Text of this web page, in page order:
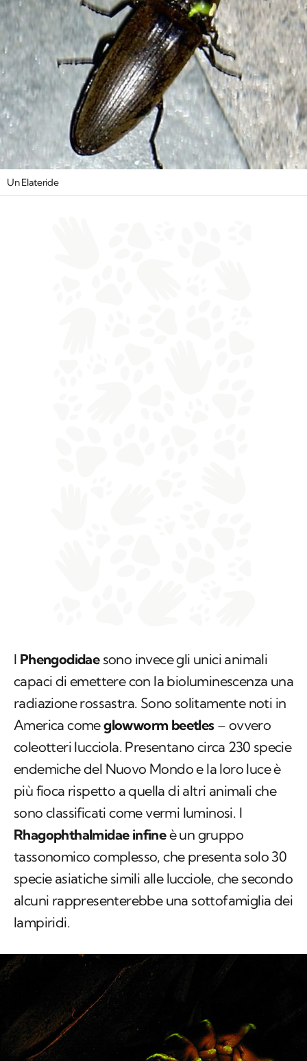
Un Elateride
I Phengodidaesono invece gli unici animali
capaci di emettere con la bioluminescenza una
radiazione rossastra. Sono solitamente noti in
America comeglowworm beetles– ovvero
coleotteri lucciola. Presentano circa 230 specie
endemiche del Nuovo Mondo e la loro luce è
più fioca rispetto a quella di altri animali che
sono classificati come vermi luminosi. I
Rhagophthalmidae infineè un gruppo
tassonomico complesso, che presenta solo 30
specie asiatiche simili alle lucciole, che secondo
alcuni rappresenterebbe una sottofamiglia dei
lampiridi.